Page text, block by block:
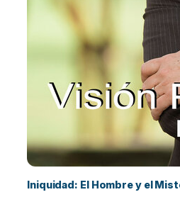
Iniquidad: El Hombre y el